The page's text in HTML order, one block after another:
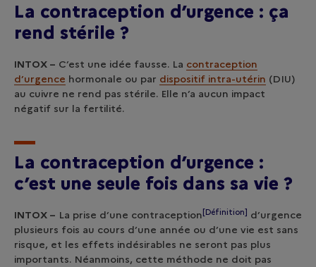
La contraception d’urgence : ça
rend stérile ?
INTOX – C’est une idée fausse. La contraception
d’urgence hormonale ou par dispositif intra-utérin (DIU)
au cuivre ne rend pas stérile. Elle n’a aucun impact
négatif sur la fertilité.
La contraception d’urgence :
c’est une seule fois dans sa vie ?
INTOX – La prise d’une contraception [Définition] d’urgence
plusieurs fois au cours d’une année ou d’une vie est sans
risque, et les effets indésirables ne seront pas plus
importants. Néanmoins, cette méthode ne doit pas